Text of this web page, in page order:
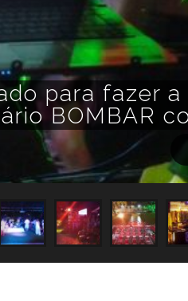
para fazer
BOMBAR